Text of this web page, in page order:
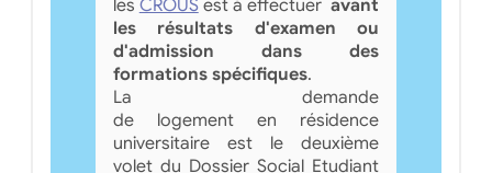
les CROUSest à effectueravant
les résultats d'examen ou
d'admission dans des
formations spécifiques.
La demande
de logement en résidence
universitaire est le deuxième
volet du Dossier Social Etudiant